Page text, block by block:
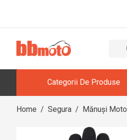
Categorii De Produse
Home / Segura / Mănuși Moto